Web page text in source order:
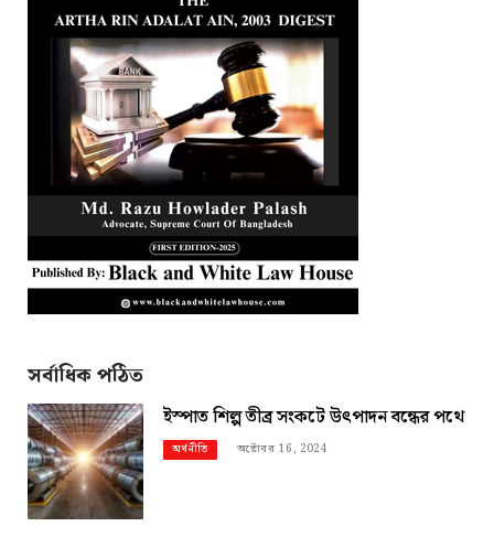
সর্বাধিক পঠিত
ইস্পাত শিল্প তীব্র সংকটে উৎপাদন বন্ধের পথে
অর্থনীতি অক্টোবর 16, 2024